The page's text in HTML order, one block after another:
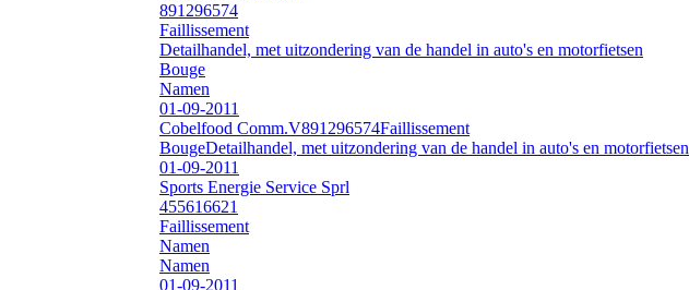
891296574
Faillissement
Detailhandel, met uitzondering van de handel in auto's en motorfietsen
Bouge
Namen
01-09-2011
Cobelfood Comm.V891296574Faillissement
BougeDetailhandel, met uitzondering van de handel in auto's en motorfietsen
01-09-2011
Sports Energie Service Sprl
455616621
Faillissement
Namen
Namen
01-09-2011